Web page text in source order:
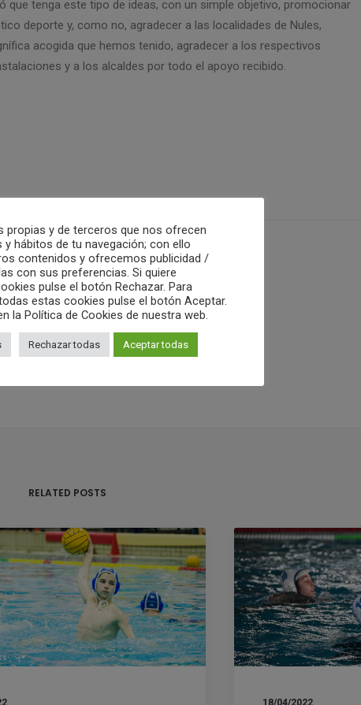
que tenga este tipo de ideas, con un simple objetivo, promocionar
deporte y, como no, agradecer a las localidades de Nules,
acogida que hemos tenido, agradecer a los respectivos
y a los alcaldes por todo el apoyo recibido.
RELATED POSTS
18/04/2022
propias y de terceros que nos ofrecen
hábitos de tu navegación; con ello
contenidos y ofrecemos publicidad /
con sus preferencias. Si quiere
pulse el botón Rechazar. Para
estas cookies pulse el botón Aceptar.
la Política de Cookies de nuestra web.
Rechazar todas Aceptar todas